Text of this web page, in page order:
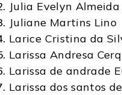
Julia Evelyn
Juliane Martins Lino
Larice Cristina da
Larissa Andresa
Larissa de andrade
Larissa dos santos